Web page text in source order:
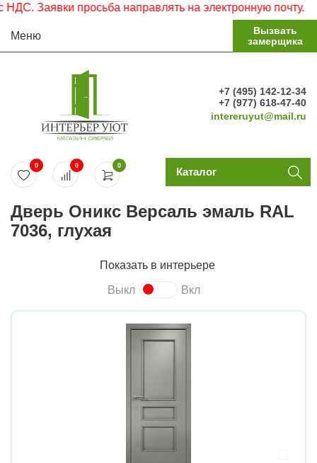
Заявки просьба направлять на электронную почту.
Меню
Вызвать
замерщика
+7 (495) 142-12-34
+7 (977) 618-47-40
intereruyut@mail.ru
0
0 0 Каталог
Дверь Оникс Версаль эмаль RAL
7036, глухая
Показать в интерьере
Выкл Вкл